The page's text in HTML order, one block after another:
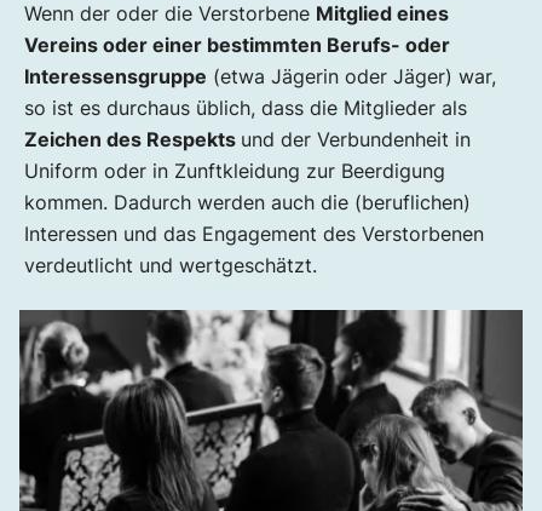
Wenn der oder die Verstorbene Mitglied eines
Vereins oder einer bestimmten Berufs- oder
Interessensgruppe (etwa Jägerin oder Jäger) war,
so ist es durchaus üblich, dass die Mitglieder als
Zeichen des Respekts und der Verbundenheit in
Uniform oder in Zunftkleidung zur Beerdigung
kommen. Dadurch werden auch die (beruflichen)
Interessen und das Engagement des Verstorbenen
verdeutlicht und wertgeschätzt.